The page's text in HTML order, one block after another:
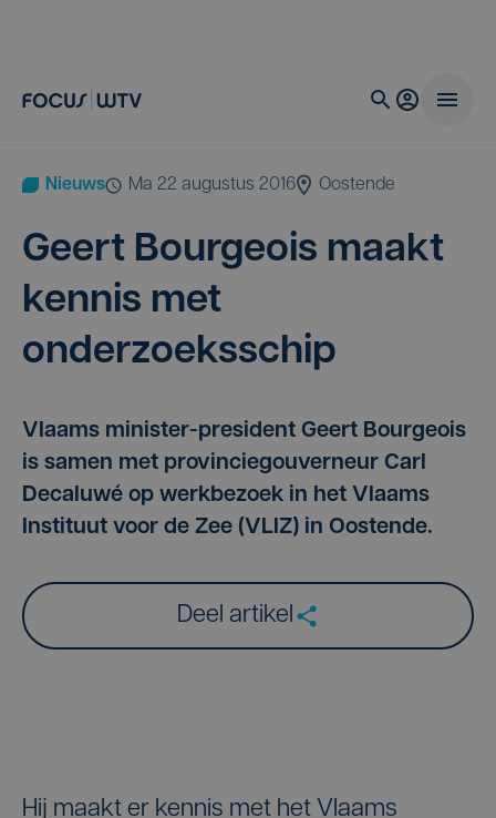
Nieuws ma 22 augustus 2016 Oostende
Geert Bour­geois maakt
ken­nis met
onderzoeksschip
Vlaams minister-president Geert Bourgeois
is samen met provinciegouverneur Carl
Decaluwé op werkbezoek in het Vlaams
Instituut voor de Zee (VLIZ) in Oostende.
Deel artikel
Hij maakt er kennis met het Vlaams